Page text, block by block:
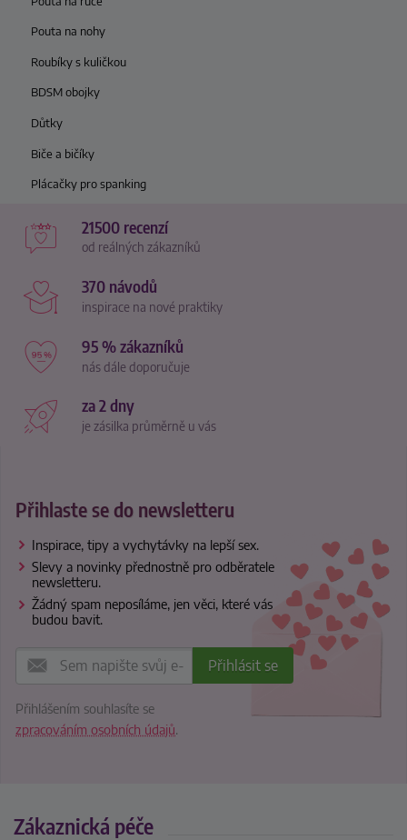
Pouta na nohy
Roubíky s kuličkou
BDSM obojky
Důtky
Biče a bičíky
Plácačky pro spanking
21500 recenzí
od reálných zákazníků
370 návodů
inspirace na nové praktiky
95 % zákazníků
nás dále doporučuje
za 2 dny
je zásilka průměrně u vás
Přihlaste se do newsletteru
Inspirace, tipy a vychytávky na lepší sex.
Slevy a novinky přednostně pro odběratele
newsletteru.
Žádný spam neposíláme, jen věci, které vás
budou bavit.
Přihlášením souhlasíte se
zpracováním osobních údajů.
Zákaznická péče